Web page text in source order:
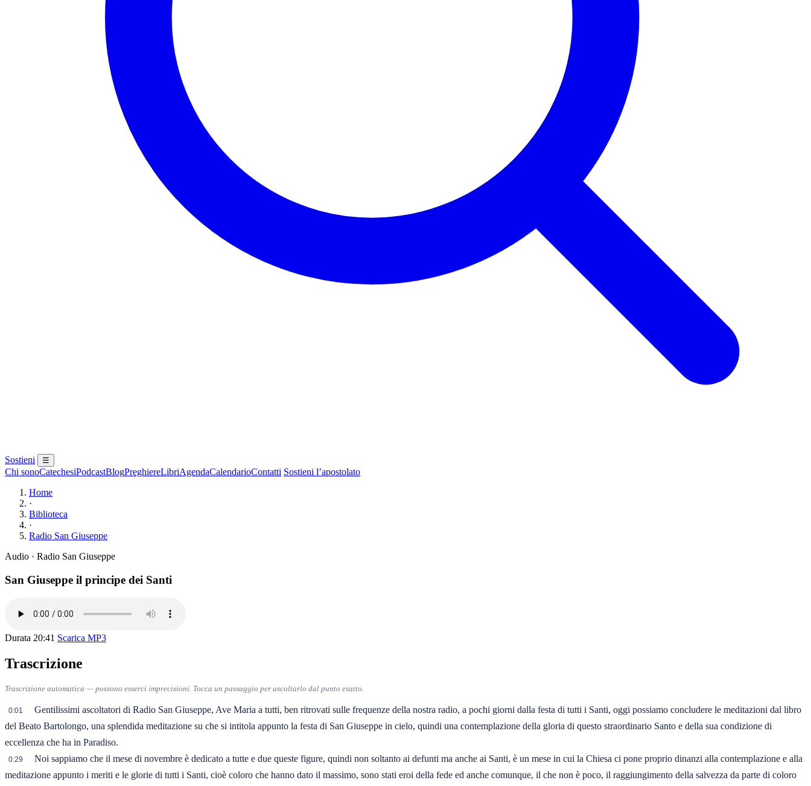
Sostieni ☰
Chi sonoCatechesiPodcastBlogPreghiereLibriAgendaCalendarioContatti Sostieni l’apostolato
Home
·
Biblioteca
·
Radio San Giuseppe
Audio · Radio San Giuseppe
San Giuseppe il principe dei Santi
Durata 20:41 Scarica MP3
Trascrizione
Trascrizione automatica — possono esserci imprecisioni. Tocca un passaggio per ascoltarlo dal punto esatto.
0:01
Gentilissimi ascoltatori di Radio San Giuseppe, Ave Maria a tutti, ben ritrovati sulle frequenze della nostra radio, a pochi giorni dalla festa di tutti i Santi, oggi possiamo concludere le meditazioni dal libro
del Beato Bartolongo, una splendida meditazione su che si intitola appunto la festa di San Giuseppe in cielo, quindi una contemplazione della gloria di questo straordinario Santo e della sua condizione di
eccellenza che ha in Paradiso.
0:29
Noi sappiamo che il mese di novembre è dedicato a tutte e due queste figure, quindi non soltanto ai defunti ma anche ai Santi, è un mese in cui la Chiesa ci pone proprio dinanzi alla contemplazione e alla
meditazione appunto i meriti e le glorie di tutti i Santi, cioè coloro che hanno dato il massimo, sono stati eroi della fede ed anche comunque, il che non è poco, il raggiungimento della salvezza da parte di coloro